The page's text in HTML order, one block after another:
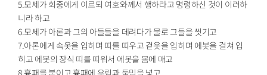
5.모세가 회중에게 이르되 여호와께서 행하라고 명령하신 것이 이러하
니라 하고
6.모세가 아론과 그의 아들들을 데려다가 물로 그들을 씻기고
7.아론에게 속옷을 입히며 띠를 띠우고 겉옷을 입히며 에봇을 걸쳐 입
히고 에봇의 장식 띠를 띠워서 에봇을 몸에 매고
8.흉패를 붙이고 흉패에 우림과 둠밈을 넣고